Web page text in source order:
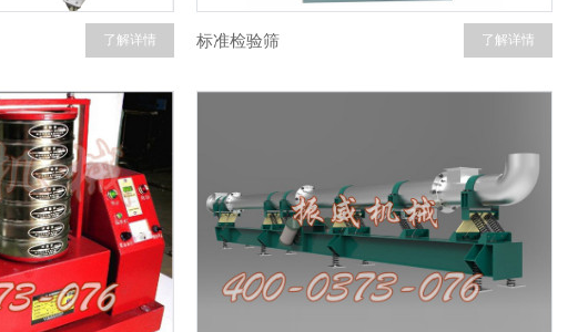
了解详情 标准检验筛 了解详情